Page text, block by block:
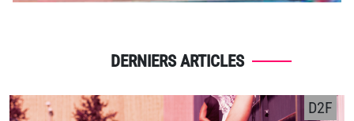
DERNIERS ARTICLES
D2F